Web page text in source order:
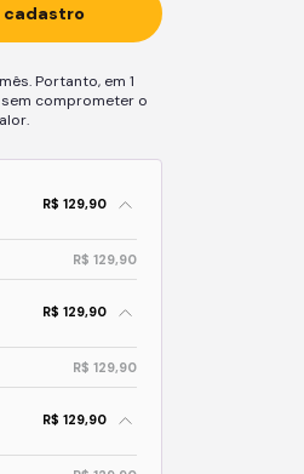
cadastro
Portanto, em 1
sem comprometer o
R$ 129,90
R$ 129,90
R$ 129,90
R$ 129,90
R$ 129,90